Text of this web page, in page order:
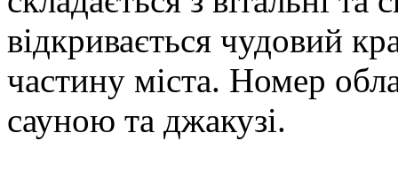
відкривається чудовий
частину міста. Номер
сауною та джакузі.